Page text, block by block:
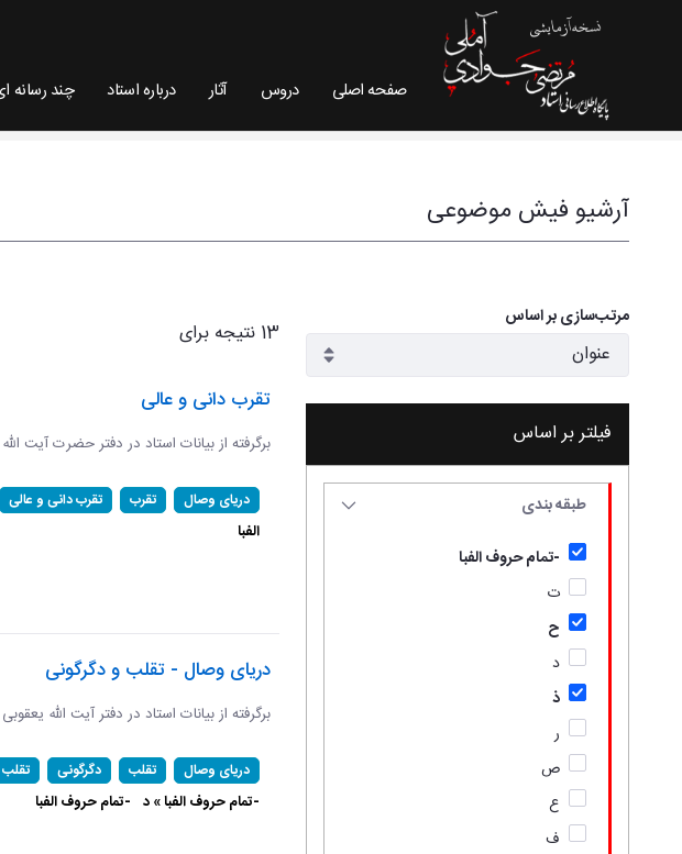
صفحه اصلی دروس آثار درباره استاد چند رسانه
آرشیو فیش موضوعی
مرتب‌سازی بر اساس
فیلتر بر اساس
طبقه بندی
-تمام حروف الفبا
ت
ح
د
ذ
ر
ص
ع
ف
13 نتیجه برای
تقرب دانی و عالی
برگرفته از بیانات استاد در دفتر حضرت آیت الله
دریای وصال تقرب تقرب دانی و عالی
الفبا
دریای وصال - تقلب و دگرگونی
برگرفته از بیانات استاد در دفتر آیت الله یعقوبی -
دریای وصال تقلب دگرگونی
-تمام حروف الفبا » د -تمام حروف الفبا